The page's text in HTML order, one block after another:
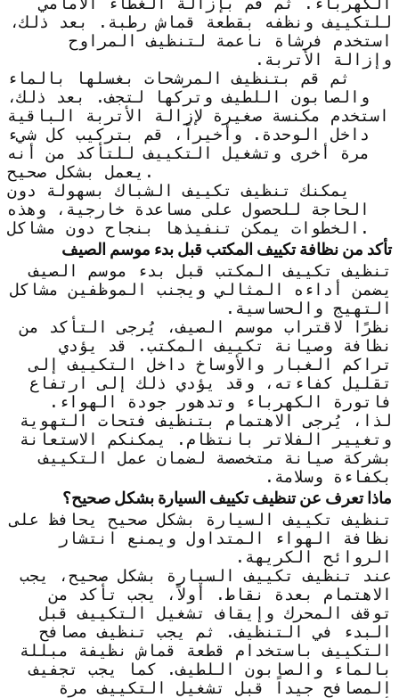
للتكييف ونظفه بقطعة قماش رطبة. بعد ذلك،
استخدم فرشاة ناعمة لتنظيف المراوح
وإزالة الأتربة.
ثم قم بتنظيف المرشحات بغسلها بالماء
والصابون اللطيف وتركها لتجف. بعد ذلك،
استخدم مكنسة صغيرة لإزالة الأتربة الباقية
داخل الوحدة. وأخيراً، قم بتركيب كل شيء
مرة أخرى وتشغيل التكييف للتأكد من أنه
يعمل بشكل صحيح.
يمكنك تنظيف تكييف الشباك بسهولة دون
الحاجة للحصول على مساعدة خارجية، وهذه
الخطوات يمكن تنفيذها بنجاح دون مشاكل.
تأكد من نظافة تكييف المكتب قبل بدء موسم الصيف
تنظيف تكييف المكتب قبل بدء موسم الصيف
يضمن أداءه المثالي ويجنب الموظفين مشاكل
التهيج والحساسية.
نظرًا لاقتراب موسم الصيف، يُرجى التأكد من
نظافة وصيانة تكييف المكتب. قد يؤدي
تراكم الغبار والأوساخ داخل التكييف إلى
تقليل كفاءته، وقد يؤدي ذلك إلى ارتفاع
فاتورة الكهرباء وتدهور جودة الهواء.
لذا، يُرجى الاهتمام بتنظيف فتحات التهوية
وتغيير الفلاتر بانتظام. يمكنكم الاستعانة
بشركة صيانة متخصصة لضمان عمل التكييف
بكفاءة وسلامة.
ماذا تعرف عن تنظيف تكييف السيارة بشكل صحيح؟
تنظيف تكييف السيارة بشكل صحيح يحافظ على
نظافة الهواء المتداول ويمنع انتشار
الروائح الكريهة.
عند تنظيف تكييف السيارة بشكل صحيح، يجب
الاهتمام بعدة نقاط. أولاً، يجب تأكد من
توقف المحرك وإيقاف تشغيل التكييف قبل
البدء في التنظيف. ثم يجب تنظيف مصافح
التكييف باستخدام قطعة قماش نظيفة مبللة
بالماء والصابون اللطيف. كما يجب تجفيف
المصافح جيداً قبل تشغيل التكييف مرة